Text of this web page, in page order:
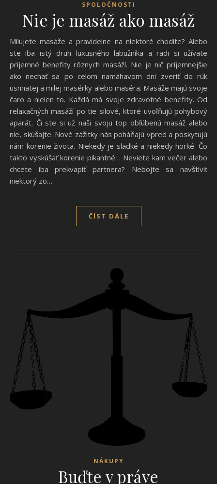
SPOLOČNOSTI
Nie je masáž ako masáž
Milujete masáže a pravidelne na niektoré chodíte? Alebo
ste iba istý druh luxusného labužníka a radi si užívate
príjemné benefity rôznych masáží. Nie je nič príjemnejšie
ako nechať sa po celom namáhavom dni zveriť do rúk
usmiatej a milej masérky alebo maséra. Masáže majú svoje
čaro a nielen to. Každá má svoje zdravotné benefity. Od
relaxačných masáží po tie silové, ktoré uvoľňujú pohybový
aparát. Či ste si už naši svoju top obľúbenú masáž alebo
nie, skúšajte. Nové zážitky nás poháňajú vpred a poskytujú
nám korenie života. Niekedy je sladké a niekedy horké. Čo
takto vyskúšať korenie pikantné… Neviete kam večer alebo
chcete iba prekvapiť partnera? Nebojte sa navštíviť
niektorý zo…
ČÍST DÁLE
NÁKUPY
Buďte v práve